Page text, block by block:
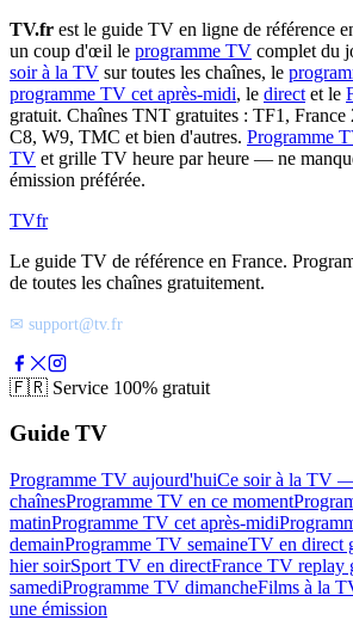
TV.fr est le guide TV en ligne de référence
un coup d'œil le programme TV complet du
soir à la TV sur toutes les chaînes, le
programme TV cet après-midi, le direct et le
gratuit. Chaînes TNT gratuites : TF1,
C8, W9, TMC et bien d'autres. Programme
TV et grille TV heure par heure — ne
émission préférée.
TVfr
Le guide TV de référence en France.
de toutes les chaînes gratuitement.
✉ support@tv.fr
🇫🇷 Service 100% gratuit
Guide TV
Programme TV aujourd'huiCe soir à la TV
chaînesProgramme TV en ce moment
matinProgramme TV cet après-midi
demainProgramme TV semaineTV en direct
hier soirSport TV en directFrance TV replay
samediProgramme TV dimancheFilms à la
une émission